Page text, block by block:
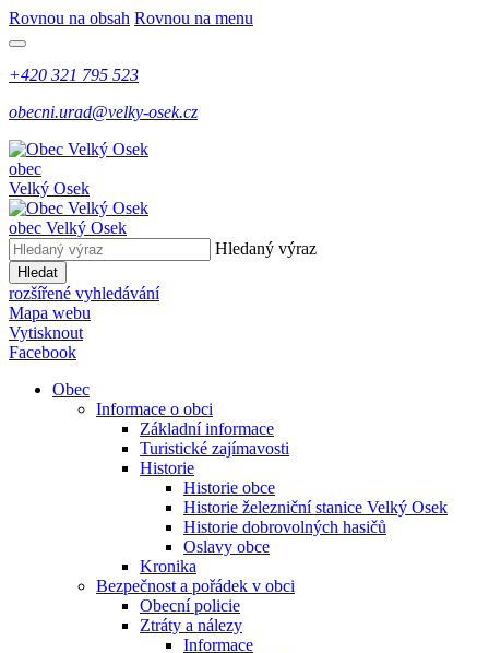
Rovnou na obsah Rovnou na menu
+420 321 795 523
obecni.urad@velky-osek.cz
obec
Velký Osek
obec Velký Osek
Hledaný výraz
Hledat
rozšířené vyhledávání
Mapa webu
Vytisknout
Facebook
Obec
Informace o obci
Základní informace
Turistické zajímavosti
Historie
Historie obce
Historie železniční stanice Velký Osek
Historie dobrovolných hasičů
Oslavy obce
Kronika
Bezpečnost a pořádek v obci
Obecní policie
Ztráty a nálezy
Informace